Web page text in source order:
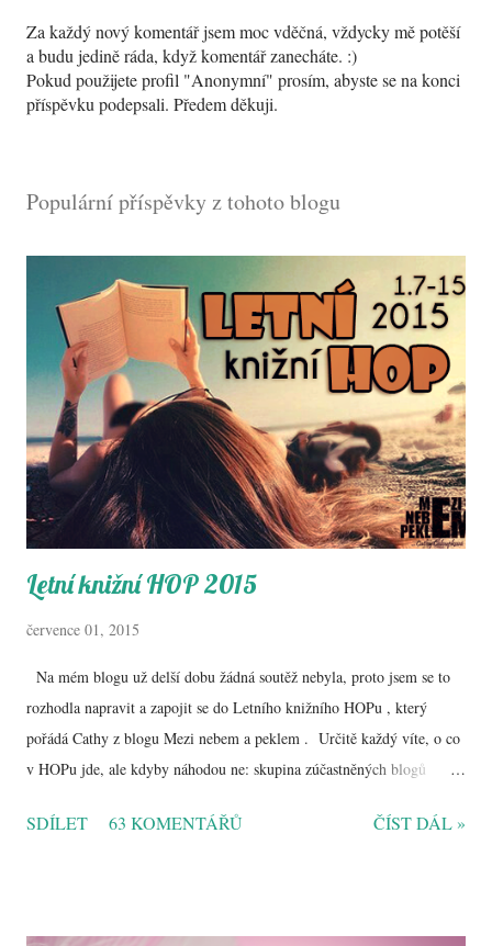
O
k
o
m
o
Za každý nový komentář jsem moc vděčná, vždycky mě potěší
a budu jedině ráda, když komentář zanecháte. :)
Pokud použijete profil "Anonymní" prosím, abyste se na konci
příspěvku podepsali. Předem děkuji.
Populární příspěvky z tohoto blogu
Letní knižní HOP 2015
července 01, 2015
Na mém blogu už delší dobu žádná soutěž nebyla, proto jsem se to
rozhodla napravit a zapojit se do Letního knižního HOPu , který
pořádá Cathy z blogu Mezi nebem a peklem . Určitě každý víte, o co
v HOPu jde, ale kdyby náhodou ne: skupina zúčastněných blogů
zasoutěžit o všemi milované knihy ! No není to bezva? Ptáte se, o co
SDÍLET 63 KOMENTÁŘŮ ČÍST DÁL »